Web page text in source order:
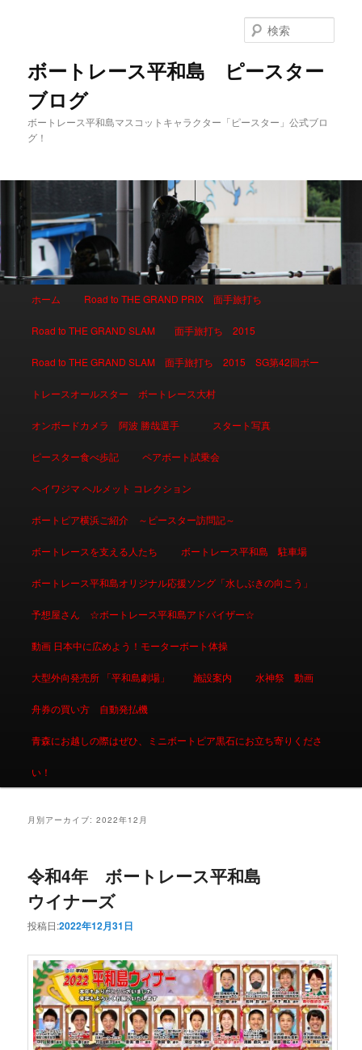
ボートレース平和島 ピースター
ブログ
ボートレース平和島マスコットキャラクター「ピースター」公式ブロ
グ！
索
メインコンテンツへ移動
サブコンテンツへ移動
ホーム Road to THE GRAND PRIX 面手旅打ち
Road to THE GRAND SLAM 面手旅打ち 2015
Road to THE GRAND SLAM 面手旅打ち 2015 SG第42回ボー
トレースオールスター ボートレース大村
オンボードカメラ 阿波 勝哉選手 スタート写真
ピースター食べ歩記 ペアボート試乗会
ヘイワジマ ヘルメット コレクション
ボートピア横浜ご紹介 ～ピースター訪問記～
ボートレースを支える人たち ボートレース平和島 駐車場
ボートレース平和島オリジナル応援ソング「水しぶきの向こう」
予想屋さん ☆ボートレース平和島アドバイザー☆
動画 日本中に広めよう！モーターボート体操
大型外向発売所 「平和島劇場」 施設案内 水神祭 動画
舟券の買い方 自動発払機
青森にお越しの際はぜひ、ミニボートピア黒石にお立ち寄りくださ
い！
月別アーカイブ:2022年12月
令和4年 ボートレース平和島
ウイナーズ
投稿日:2022年12月31日